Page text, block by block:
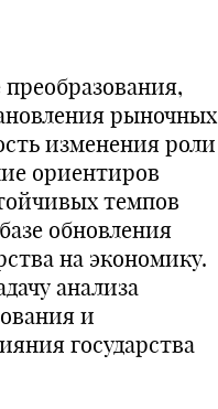
рыночных
изменения роли
ориентиров
темпов
обновления
на экономику.
анализа
и
государства